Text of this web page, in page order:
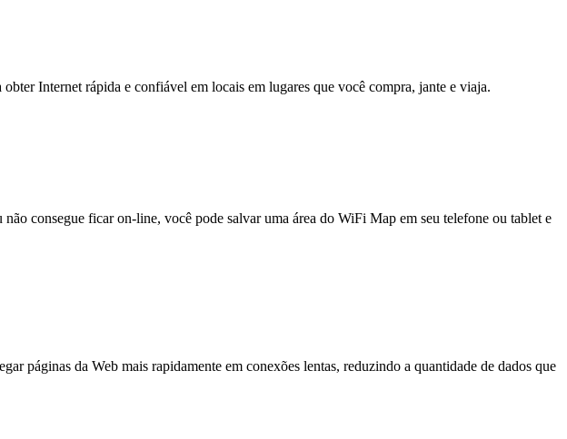
Internet rápida e confiável em locais em lugares que você compra, jante e viaja.
consegue ficar on-line, você pode salvar uma área do WiFi Map em seu telefone ou tablet e
páginas da Web mais rapidamente em conexões lentas, reduzindo a quantidade de dados que